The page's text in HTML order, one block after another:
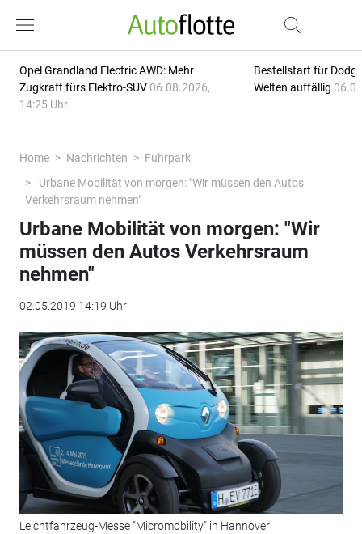
Opel Grandland Electric AWD: Mehr
Zugkraft fürs Elektro-SUV 06.08.2026,
14:25 Uhr
Bestellstart für
Welten auffällig
Home Nachrichten
Fuhrpark
Urbane Mobilität von morgen: "Wir müssen den Autos
Verkehrsraum nehmen"
Urbane Mobilität von morgen: "Wir
müssen den Autos Verkehrsraum
nehmen"
02.05.2019 14:19 Uhr
Leichtfahrzeug-Messe "Micromobility" in Hannover